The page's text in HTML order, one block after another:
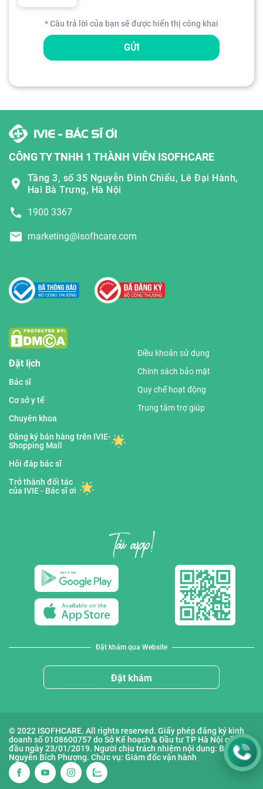
* Câu trả lời của bạn sẽ được hiển thị công khai
GỬI
CÔNG TY TNHH 1 THÀNH VIÊN ISOFHCARE
Tầng 3, số 35 Nguyễn Đình Chiểu, Lê Đại Hành,
Hai Bà Trưng, Hà Nội
1900 3367
marketing@isofhcare.com
Đặt lịch
Bác sĩ
Cơ sở y tế
Chuyên khoa
Đăng ký bán hàng trên IVIE-
Shopping Mall
Hỏi đáp bác sĩ
Trở thành đối tác
của IVIE - Bác sĩ ơi
Điều khoản sử dụng
Chính sách bảo mật
Quy chế hoạt động
Trung tâm trợ giúp
Đặt khám qua Website
Đặt khám
© 2022 ISOFHCARE. All rights reserved. Giấy phép đăng ký kinh
doanh số 0108600757 do Sở Kế hoạch & Đầu tư TP Hà Nội cấp lần
đầu ngày 23/01/2019. Người chịu trách nhiệm nội dung: Bà
Nguyễn Bích Phượng. Chức vụ: Giám đốc vận hành